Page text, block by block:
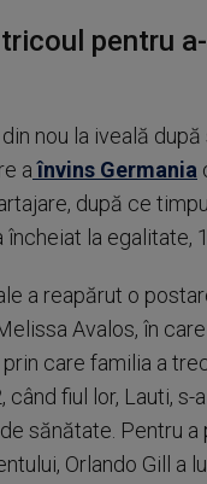
pentru
nou la iveală după
aînvins Germania
după ce timpul
la egalitate,
a reapărut o
Avalos, în
care familia a
fiul lor, Lauti, s-
sănătate. Pentru a
Orlando Gill a